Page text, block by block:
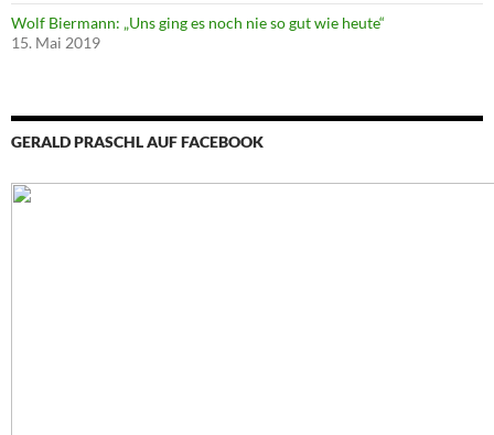
Wolf Biermann: „Uns ging es noch nie so gut wie heute“
15. Mai 2019
GERALD PRASCHL AUF FACEBOOK